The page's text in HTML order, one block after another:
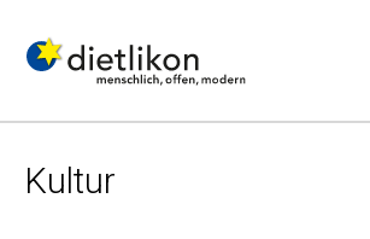
Kultur